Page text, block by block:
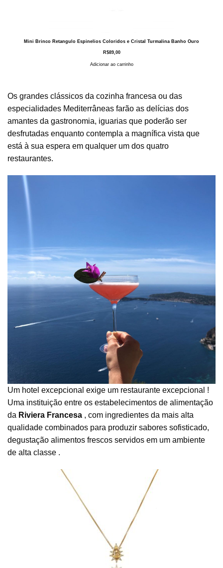
Mini Brinco Retangulo Espinelios Coloridos e Cristal Turmalina Banho Ouro
R$89,00
Adicionar ao carrinho
Os grandes clássicos da cozinha francesa ou das
especialidades Mediterrâneas farão as delícias dos
amantes da gastronomia, iguarias que poderão ser
desfrutadas enquanto contempla a magnífica vista que
está à sua espera em qualquer um dos quatro
restaurantes.
Um hotel excepcional exige um restaurante excepcional !
Uma instituição entre os estabelecimentos de alimentação
da Riviera Francesa , com ingredientes da mais alta
qualidade combinados para produzir sabores sofisticado,
degustação alimentos frescos servidos em um ambiente
de alta classe .